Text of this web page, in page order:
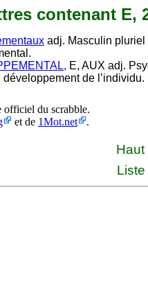
contenant E,
adj. Masculin pluriel
E, AUX adj.
de l’individu.
officiel du scrabble.
et de 1Mot.net .
Haut